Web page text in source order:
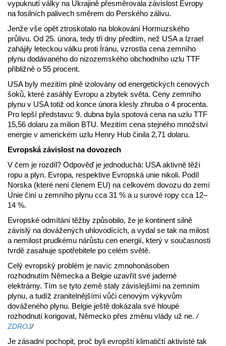
vypuknutí války na Ukrajině přesměrovala závislost Evropy
na fosilních palivech směrem do Perského zálivu.
Jenže vše opět ztroskotalo na blokování Hormuzského
průlivu. Od 25. února, tedy tři dny předtím, než USA a Izrael
zahájily leteckou válku proti Íránu, vzrostla cena zemního
plynu dodávaného do nizozemského obchodního uzlu TTF
přibližně o 55 procent.
USA byly mezitím plně izolovány od energetických cenových
šoků, které zasáhly Evropu a zbytek světa. Ceny zemního
plynu v USA totiž od konce února klesly zhruba o 4 procenta.
Pro lepší představu: 9. dubna byla spotová cena na uzlu TTF
15,56 dolaru za milion BTU. Mezitím cena stejného množství
energie v americkém uzlu Henry Hub činila 2,71 dolaru.
Evropská závislost na dovozech
V čem je rozdíl? Odpověď je jednoduchá: USA aktivně těží
ropu a plyn. Evropa, respektive Evropská unie nikoli. Podíl
Norska (které není členem EU) na celkovém dovozu do zemí
Unie činí u zemního plynu cca 31 % a u surové ropy cca 12–
14 %.
Evropské odmítání těžby způsobilo, že je kontinent silně
závislý na dovážených uhlovodících, a vydal se tak na milost
a nemilost prudkému nárůstu cen energií, který v současnosti
tvrdě zasahuje spotřebitele po celém světě.
Celý evropský problém je navíc zmnohonásoben
rozhodnutím Německa a Belgie uzavřít své jaderné
elektrárny. Tím se tyto země staly závislejšími na zemním
plynu, a tudíž zranitelnějšími vůči cenovým výkyvům
dováženého plynu. Belgie ještě dokázala své hloupé
rozhodnutí korigovat, Německo přes změnu vlády už ne./
ZDROJ/
Je zásadní pochopit, proč byli evropští klimatičtí aktivisté tak